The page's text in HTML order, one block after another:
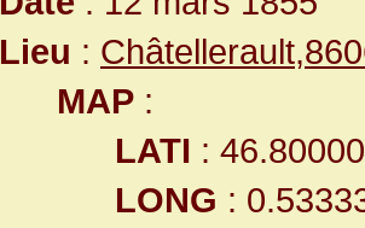
Lieu :
MAP :
LATI :
LONG :